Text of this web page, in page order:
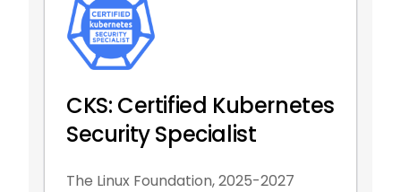
CKS: Certified Kubernetes
Security Specialist
The Linux Foundation, 2025-2027